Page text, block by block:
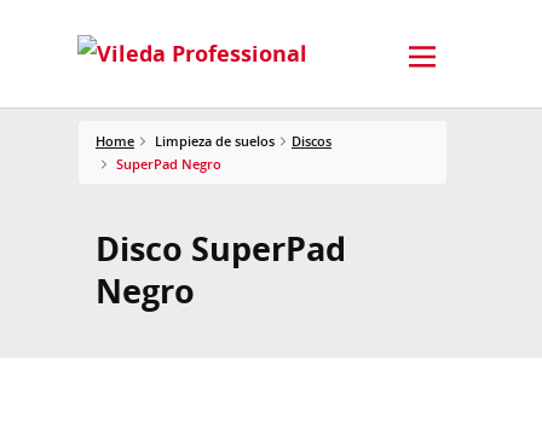
Home Limpieza de suelos
Discos
SuperPad Negro
Disco SuperPad
Negro